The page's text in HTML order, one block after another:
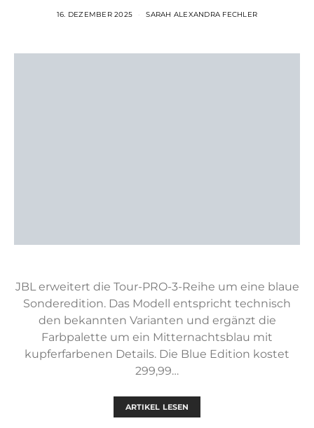
16. DEZEMBER 2025 SARAH ALEXANDRA FECHLER
JBL erweitert die Tour-PRO-3-Reihe um eine blaue
Sonderedition. Das Modell entspricht technisch
den bekannten Varianten und ergänzt die
Farbpalette um ein Mitternachtsblau mit
kupferfarbenen Details. Die Blue Edition kostet
299,99…
ARTIKEL LESEN